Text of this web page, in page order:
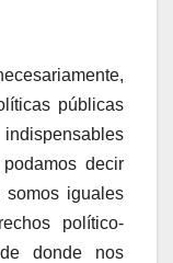
públicas
decir
iguales
político-
donde nos